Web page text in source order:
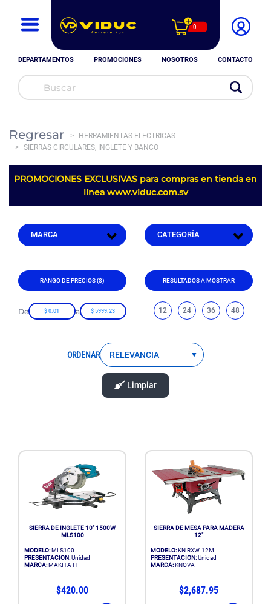
0
DEPARTAMENTOS PROMOCIONES NOSOTROS CONTACTO
Regresar
HERRAMIENTAS ELECTRICAS
SIERRAS CIRCULARES, INGLETE Y BANCO
PROMOCIONES EXCLUSIVAS para compras en tienda en
línea www.viduc.com.sv
RANGO DE PRECIOS ($)
De a
RESULTADOS A MOSTRAR
12 24 36 48
ORDENAR
Limpiar
SIERRA DE INGLETE 10" 1500W
MLS100
MODELO:MLS100
PRESENTACION:Unidad
MARCA:MAKITA H
$420.00
SIERRA DE MESA PARA MADERA
12"
MODELO:KN RXW-12M
PRESENTACION:Unidad
MARCA:KNOVA
$2,687.95